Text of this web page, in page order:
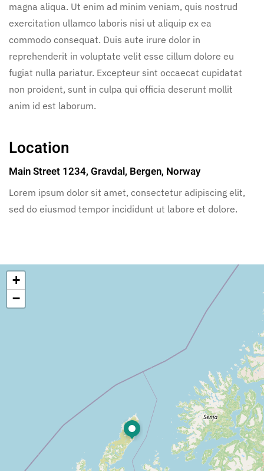
magna aliqua. Ut enim ad minim veniam, quis nostrud
exercitation ullamco laboris nisi ut aliquip ex ea
commodo consequat. Duis aute irure dolor in
reprehenderit in voluptate velit esse cillum dolore eu
fugiat nulla pariatur. Excepteur sint occaecat cupidatat
non proident, sunt in culpa qui officia deserunt mollit
anim id est laborum.
Location
Main Street 1234, Gravdal, Bergen, Norway
Lorem ipsum dolor sit amet, consectetur adipiscing elit,
sed do eiusmod tempor incididunt ut labore et dolore.
+
−